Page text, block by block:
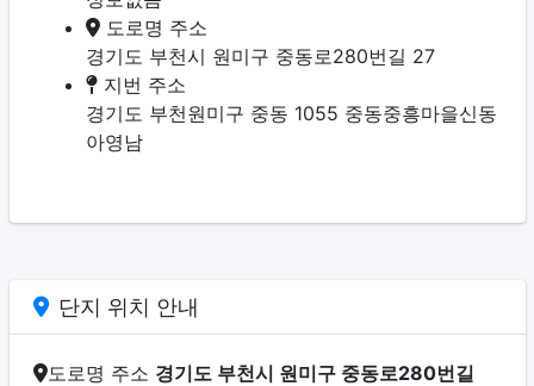
도로명 주소
경기도 부천시 원미구 중동로280번길 27
지번 주소
경기도 부천원미구 중동 1055 중동중흥마을신동
아영남
단지 위치 안내
도로명 주소 경기도 부천시 원미구 중동로280번길